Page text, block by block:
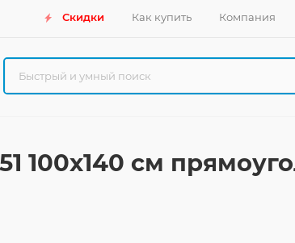
Скидки Как купить Компания
100x140 см